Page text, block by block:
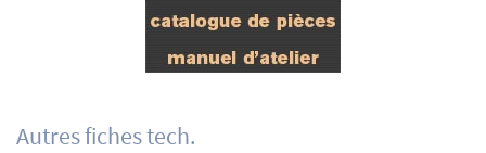
Autres fiches tech.